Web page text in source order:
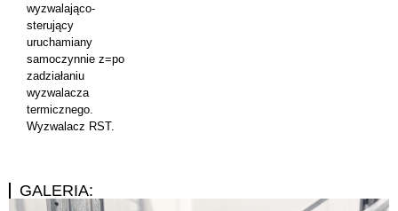
wyzwalająco-
sterujący
uruchamiany
samoczynnie z=po
zadziałaniu
wyzwalacza
termicznego.
Wyzwalacz RST.
GALERIA: